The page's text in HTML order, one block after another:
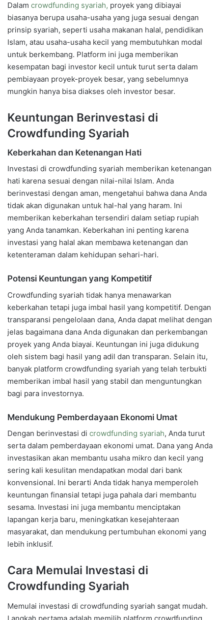
Dalam crowdfunding syariah, proyek yang dibiayai
biasanya berupa usaha-usaha yang juga sesuai dengan
prinsip syariah, seperti usaha makanan halal, pendidikan
Islam, atau usaha-usaha kecil yang membutuhkan modal
untuk berkembang. Platform ini juga memberikan
kesempatan bagi investor kecil untuk turut serta dalam
pembiayaan proyek-proyek besar, yang sebelumnya
mungkin hanya bisa diakses oleh investor besar.
Keuntungan Berinvestasi di
Crowdfunding Syariah
Keberkahan dan Ketenangan Hati
Investasi di crowdfunding syariah memberikan ketenangan
hati karena sesuai dengan nilai-nilai Islam. Anda
berinvestasi dengan aman, mengetahui bahwa dana Anda
tidak akan digunakan untuk hal-hal yang haram. Ini
memberikan keberkahan tersendiri dalam setiap rupiah
yang Anda tanamkan. Keberkahan ini penting karena
investasi yang halal akan membawa ketenangan dan
ketenteraman dalam kehidupan sehari-hari.
Potensi Keuntungan yang Kompetitif
Crowdfunding syariah tidak hanya menawarkan
keberkahan tetapi juga imbal hasil yang kompetitif. Dengan
transparansi pengelolaan dana, Anda dapat melihat dengan
jelas bagaimana dana Anda digunakan dan perkembangan
proyek yang Anda biayai. Keuntungan ini juga didukung
oleh sistem bagi hasil yang adil dan transparan. Selain itu,
banyak platform crowdfunding syariah yang telah terbukti
memberikan imbal hasil yang stabil dan menguntungkan
bagi para investornya.
Mendukung Pemberdayaan Ekonomi Umat
Dengan berinvestasi di crowdfunding syariah, Anda turut
serta dalam pemberdayaan ekonomi umat. Dana yang Anda
investasikan akan membantu usaha mikro dan kecil yang
sering kali kesulitan mendapatkan modal dari bank
konvensional. Ini berarti Anda tidak hanya memperoleh
keuntungan finansial tetapi juga pahala dari membantu
sesama. Investasi ini juga membantu menciptakan
lapangan kerja baru, meningkatkan kesejahteraan
masyarakat, dan mendukung pertumbuhan ekonomi yang
lebih inklusif.
Cara Memulai Investasi di
Crowdfunding Syariah
Memulai investasi di crowdfunding syariah sangat mudah.